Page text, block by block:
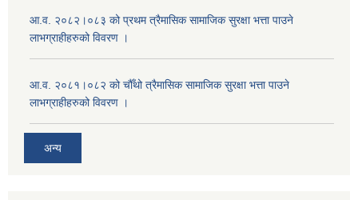
आ.व. २०८२।०८३ को प्रथम त्रैमासिक सामाजिक सुरक्षा भत्ता पाउने
लाभग्राहीहरुको विवरण ।
आ.व. २०८१।०८२ को चौँथो त्रैमासिक सामाजिक सुरक्षा भत्ता पाउने
लाभग्राहीहरुको विवरण ।
अन्य